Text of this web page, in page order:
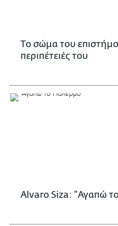
Το σώμα του
περιπέτειές του
Alvaro Siza: "Αγαπώ